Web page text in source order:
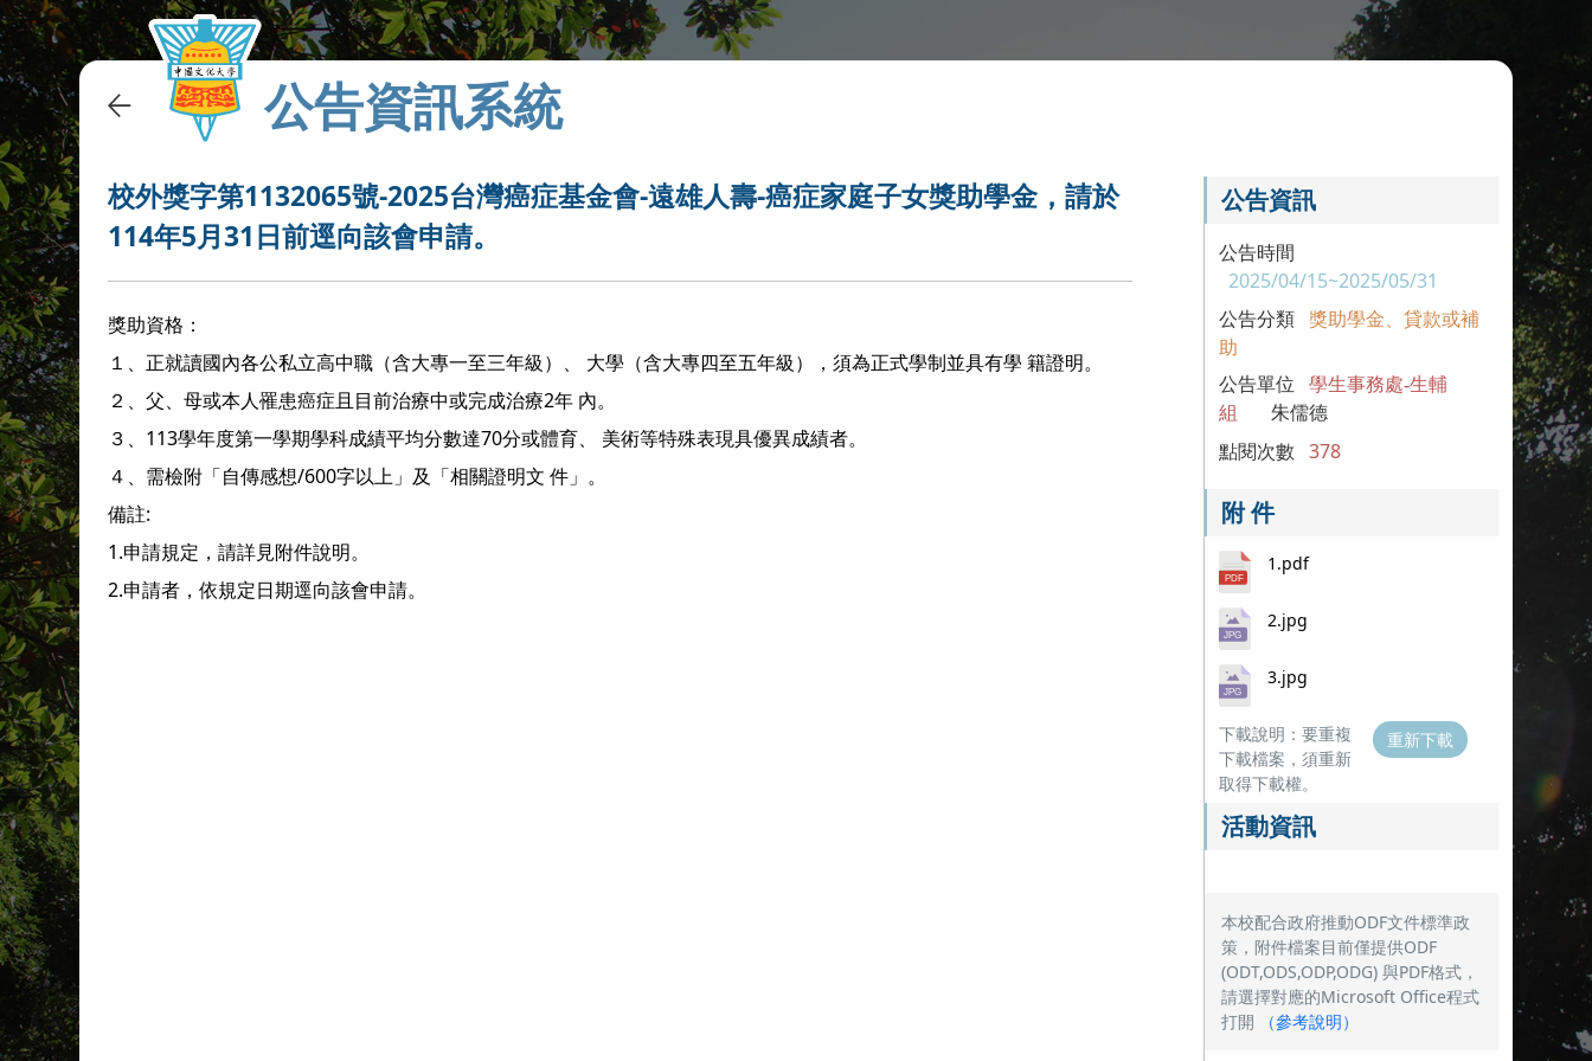
公告資訊系統
校外獎字第1132065號-2025台灣癌症基金會-遠雄人壽-癌症家庭子女獎助學金，請於
114年5月31日前逕向該會申請。
獎助資格：
１、正就讀國內各公私立高中職（含大專一至三年級）、 大學（含大專四至五年級），須為正式學制並具有學 籍證明。
２、父、母或本人罹患癌症且目前治療中或完成治療2年 內。
３、113學年度第一學期學科成績平均分數達70分或體育、 美術等特殊表現具優異成績者。
４、需檢附「自傳感想/600字以上」及「相關證明文 件」。
備註:
1.申請規定，請詳見附件說明。
2.申請者，依規定日期逕向該會申請。
公告資訊
公告時間
2025/04/15~2025/05/31
公告分類 獎助學金、貸款或補
助
公告單位
學生事務處-生輔
組
朱儒德
點閱次數 378
附 件
1.pdf
2.jpg
3.jpg
下載說明：要重複
下載檔案，須重新
取得下載權。
重新下載
活動資訊
本校配合政府推動ODF文件標準政
策，附件檔案目前僅提供ODF
(ODT,ODS,ODP,ODG) 與PDF格式，
請選擇對應的Microsoft Office程式
打開
（參考說明）